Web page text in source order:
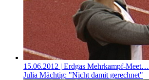
15.06.2012 | Erdgas Mehrkampf-Meet…
Julia Mächtig: "Nicht damit gerechnet"